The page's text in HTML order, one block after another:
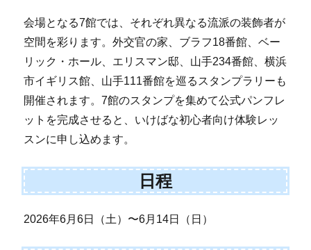
会場となる7館では、それぞれ異なる流派の装飾者が
空間を彩ります。外交官の家、ブラフ18番館、ベー
リック・ホール、エリスマン邸、山手234番館、横浜
市イギリス館、山手111番館を巡るスタンプラリーも
開催されます。7館のスタンプを集めて公式パンフレ
ットを完成させると、いけばな初心者向け体験レッ
スンに申し込めます。
日程
2026年6月6日（土）〜6月14日（日）